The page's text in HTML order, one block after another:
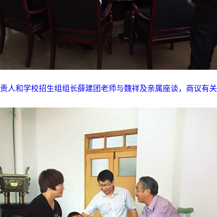
人和学校招生组组长薛建团老师与魏祥及亲属座谈，商议有